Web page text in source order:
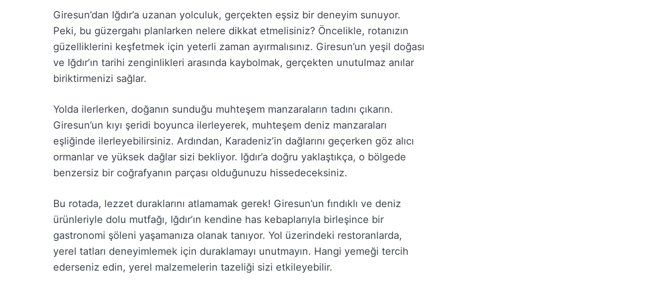
Giresun’dan Iğdır’a uzanan yolculuk, gerçekten eşsiz bir deneyim sunuyor.
Peki, bu güzergahı planlarken nelere dikkat etmelisiniz? Öncelikle, rotanızın
güzelliklerini keşfetmek için yeterli zaman ayırmalısınız. Giresun’un yeşil doğası
ve Iğdır’ın tarihi zenginlikleri arasında kaybolmak, gerçekten unutulmaz anılar
biriktirmenizi sağlar.
Yolda ilerlerken, doğanın sunduğu muhteşem manzaraların tadını çıkarın.
Giresun’un kıyı şeridi boyunca ilerleyerek, muhteşem deniz manzaraları
eşliğinde ilerleyebilirsiniz. Ardından, Karadeniz’in dağlarını geçerken göz alıcı
ormanlar ve yüksek dağlar sizi bekliyor. Iğdır’a doğru yaklaştıkça, o bölgede
benzersiz bir coğrafyanın parçası olduğunuzu hissedeceksiniz.
Bu rotada, lezzet duraklarını atlamamak gerek! Giresun’un fındıklı ve deniz
ürünleriyle dolu mutfağı, Iğdır’ın kendine has kebaplarıyla birleşince bir
gastronomi şöleni yaşamanıza olanak tanıyor. Yol üzerindeki restoranlarda,
yerel tatları deneyimlemek için duraklamayı unutmayın. Hangi yemeği tercih
ederseniz edin, yerel malzemelerin tazeliği sizi etkileyebilir.